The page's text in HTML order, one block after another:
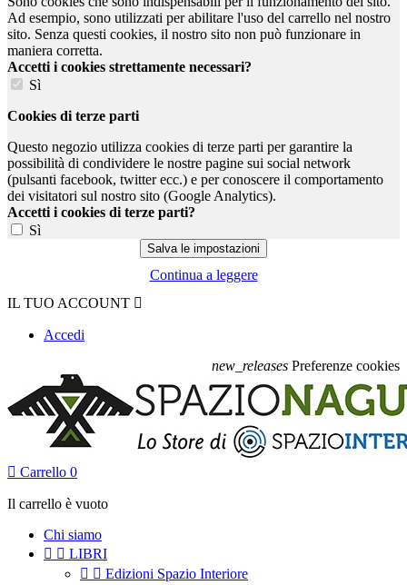
Ad esempio, sono utilizzati per abilitare l'uso del carrello nel nostro
sito. Senza questi cookies, il nostro sito non può funzionare in
maniera corretta.
Accetti i cookies strettamente necessari?
Sì
Cookies di terze parti
Questo negozio utilizza cookies di terze parti per garantire la
possibilità di condividere le nostre pagine sui social network
(pulsanti facebook, twitter ecc.) e per conoscere il comportamento
dei visitatori sul nostro sito (Google Analytics).
Accetti i cookies di terze parti?
Sì
Continua a leggere
IL TUO ACCOUNT 
Accedi
new_releases Preferenze cookies
 Carrello 0
Il carrello è vuoto
Chi siamo
  LIBRI
  Edizioni Spazio Interiore